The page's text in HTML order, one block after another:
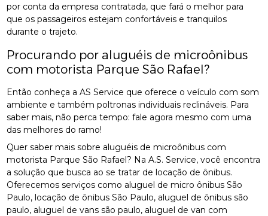
por conta da empresa contratada, que fará o melhor para
que os passageiros estejam confortáveis e tranquilos
durante o trajeto.
Procurando por aluguéis de microônibus
com motorista Parque São Rafael?
Então conheça a AS Service que oferece o veículo com som
ambiente e também poltronas individuais reclináveis. Para
saber mais, não perca tempo: fale agora mesmo com uma
das melhores do ramo!
Quer saber mais sobre aluguéis de microônibus com
motorista Parque São Rafael? Na A.S. Service, você encontra
a solução que busca ao se tratar de locação de ônibus.
Oferecemos serviços como aluguel de micro ônibus São
Paulo, locação de ônibus São Paulo, aluguel de ônibus são
paulo, aluguel de vans são paulo, aluguel de van com